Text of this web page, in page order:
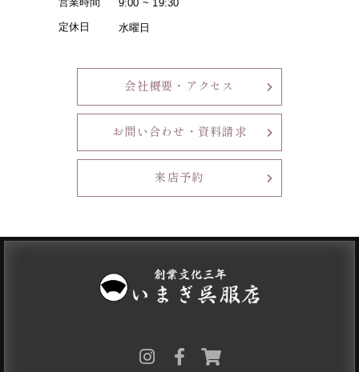
9:00 ~ 19:30
定休日 水曜日
会社概要・アクセス
お問い合わせ・資料請求
来店予約